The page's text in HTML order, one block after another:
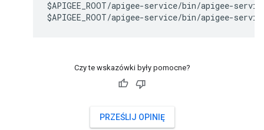
$APIGEE_ROOT/apigee-service/bin/apigee-
$APIGEE_ROOT/apigee-service/bin/apigee-
Czy te wskazówki były pomocne?
PRZEŚLIJ OPINIĘ